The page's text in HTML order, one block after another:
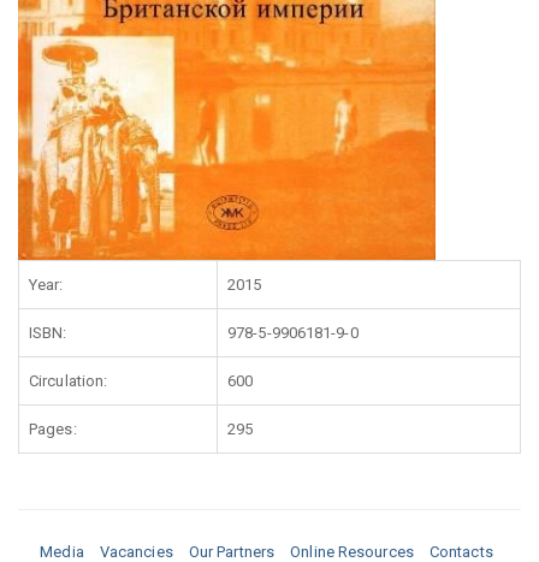
Year: 2015
ISBN: 978-5-9906181-9-0
Circulation: 600
Pages: 295
Media Vacancies Our Partners Online Resources Contacts